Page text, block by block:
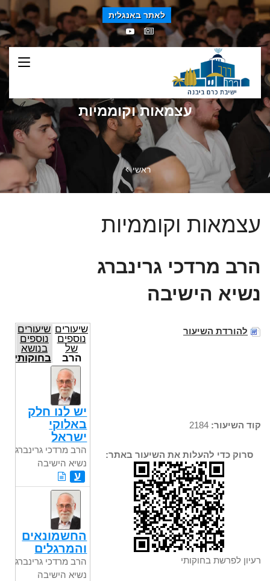
לאתר באנגלית
עצמאות וקוממיות
ראשי
עצמאות וקוממיות
הרב מרדכי גרינברג
נשיא הישיבה
להורדת השיעור
קוד השיעור:
סרוק כדי להעלות את השיעור באתר:
רעיון לפרשת בחוקותי
שיעורים
נוספים
של
הרב
מרדכי
גרינברג
נשיא
הישיבה
שיעורים
נוספים
בנושא
בחוקותי
יש לנו חלק
באלוקי
ישראל
הרב מרדכי גרינברג
נשיא הישיבה
ע
החשמונאים
והמרגלים
הרב מרדכי גרינברג
נשיא הישיבה